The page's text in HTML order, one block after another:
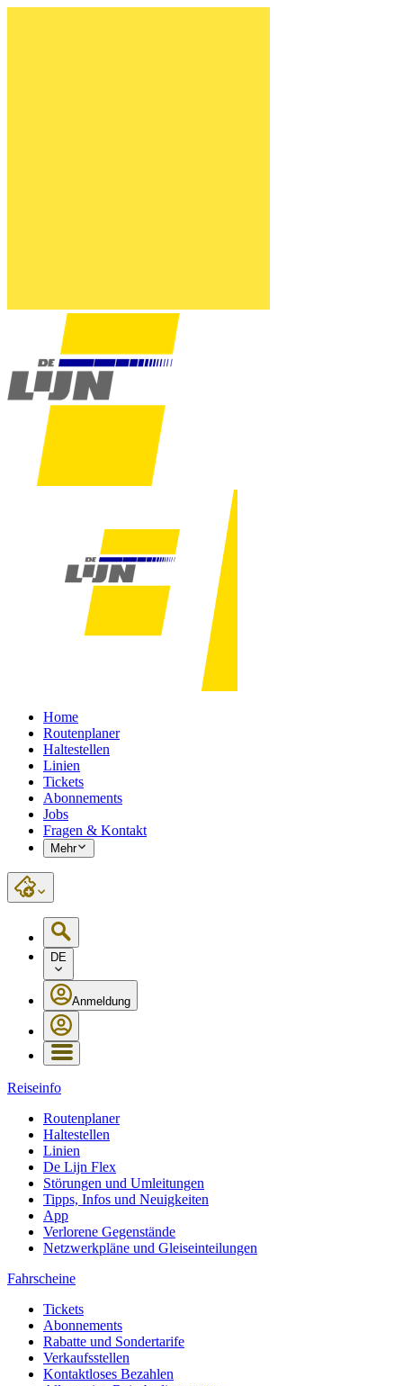
Home
Routenplaner
Haltestellen
Linien
Tickets
Abonnements
Jobs
Fragen & Kontakt
Mehr
DE
Anmeldung
Reiseinfo
Routenplaner
Haltestellen
Linien
De Lijn Flex
Störungen und Umleitungen
Tipps, Infos und Neuigkeiten
App
Verlorene Gegenstände
Netzwerkpläne und Gleiseinteilungen
Fahrscheine
Tickets
Abonnements
Rabatte und Sondertarife
Verkaufsstellen
Kontaktloses Bezahlen